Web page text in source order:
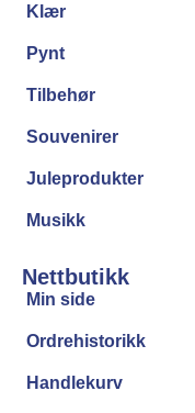
Klær
Pynt
Tilbehør
Souvenirer
Juleprodukter
Musikk
Nettbutikk
Min side
Ordrehistorikk
Handlekurv